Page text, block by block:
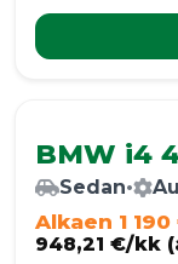
BMW i4
Sedan•
Alkaen 1
948,21 €/kk